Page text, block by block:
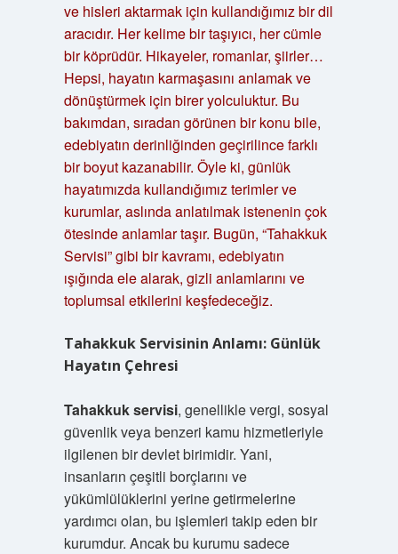
ve hisleri aktarmak için kullandığımız bir dil
aracıdır. Her kelime bir taşıyıcı, her cümle
bir köprüdür. Hikayeler, romanlar, şiirler…
Hepsi, hayatın karmaşasını anlamak ve
dönüştürmek için birer yolculuktur. Bu
bakımdan, sıradan görünen bir konu bile,
edebiyatın derinliğinden geçirilince farklı
bir boyut kazanabilir. Öyle ki, günlük
hayatımızda kullandığımız terimler ve
kurumlar, aslında anlatılmak istenenin çok
ötesinde anlamlar taşır. Bugün, “Tahakkuk
Servisi” gibi bir kavramı, edebiyatın
ışığında ele alarak, gizli anlamlarını ve
toplumsal etkilerini keşfedeceğiz.
Tahakkuk Servisinin Anlamı: Günlük
Hayatın Çehresi
Tahakkuk servisi, genellikle vergi, sosyal
güvenlik veya benzeri kamu hizmetleriyle
ilgilenen bir devlet birimidir. Yani,
insanların çeşitli borçlarını ve
yükümlülüklerini yerine getirmelerine
yardımcı olan, bu işlemleri takip eden bir
kurumdur. Ancak bu kurumu sadece